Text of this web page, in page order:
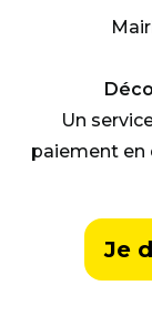
Un
paiement en
Je